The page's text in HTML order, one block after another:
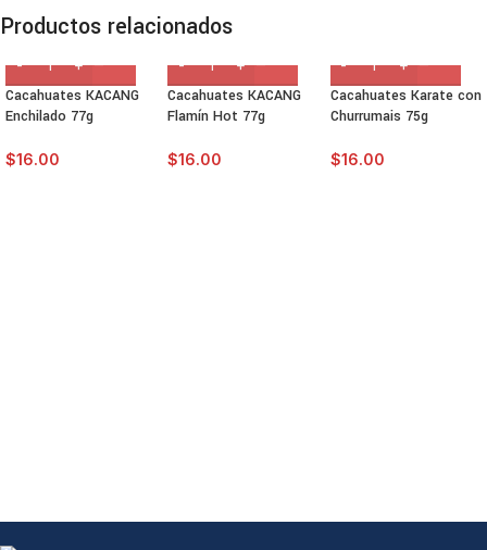
Productos relacionados
Cacahuates KACANG
Enchilado 77g
$16.00
Cacahuates KACANG
Flamín Hot 77g
$16.00
Cacahuates Karate con
Churrumais 75g
$16.00